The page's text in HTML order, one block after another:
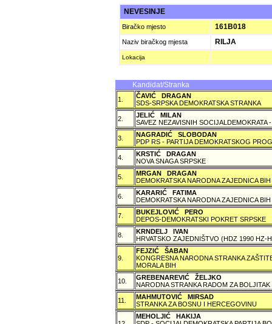
NEVESINJE
Biračko mjesto 161B018
Naziv biračkog mjesta RILJA
Lokacija
Kandidat/Stranka
1.
ČAVIĆ DRAGAN
SDS-SRPSKA DEMOKRATSKA STRANKA
2.
JELIĆ MILAN
SAVEZ NEZAVISNIH SOCIJALDEMOKRATA
3.
NAGRADIĆ SLOBODAN
PDP RS - PARTIJA DEMOKRATSKOG
4.
KRSTIĆ DRAGAN
NOVA SNAGA SRPSKE
5.
MRGAN DRAGAN
DEMOKRATSKA NARODNA ZAJEDNICA BIH
6.
KARARIĆ FATIMA
DEMOKRATSKA NARODNA ZAJEDNICA BIH
7.
BUKEJLOVIĆ PERO
DEPOS-DEMOKRATSKI POKRET SRPSKE
8.
KRNDELJ IVAN
HRVATSKO ZAJEDNIŠTVO (HDZ 1990 HZ-
9.
FEJZIĆ ŠABAN
KONGRESNA NARODNA STRANKA
MORALA BIH
10.
GREBENAREVIĆ ŽELJKO
NARODNA STRANKA RADOM ZA BOLJITAK
11.
MAHMUTOVIĆ MIRSAD
STRANKA ZA BOSNU I HERCEGOVINU
MEHOLJIĆ HAKIJA